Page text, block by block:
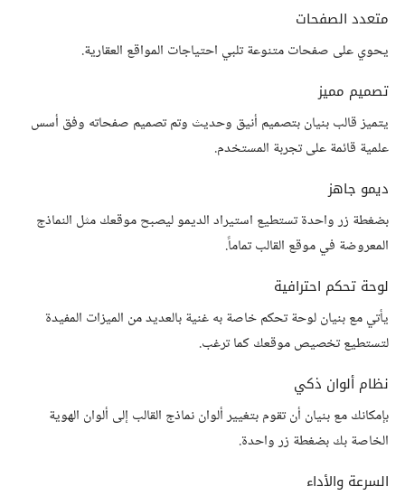
متعدد الصفحات
يحوي على صفحات متنوعة تلبي احتياجات المواقع العقارية.
تصميم مميز
يتميز قالب بنيان بتصميم أنيق وحديث وتم تصميم صفحاته وفق أسس
علمية قائمة على تجربة المستخدم.
ديمو جاهز
بضغطة زر واحدة تستطيع استيراد الديمو ليصبح موقعك مثل النماذج
المعروضة في موقع القالب تماماً.
لوحة تحكم احترافية
يأتي مع بنيان لوحة تحكم خاصة به غنية بالعديد من الميزات المفيدة
لتستطيع تخصيص موقعك كما ترغب.
نظام ألوان ذكي
بإمكانك مع بنيان أن تقوم بتغيير ألوان نماذج القالب إلى ألوان الهوية
الخاصة بك بضغطة زر واحدة.
السرعة والأداء